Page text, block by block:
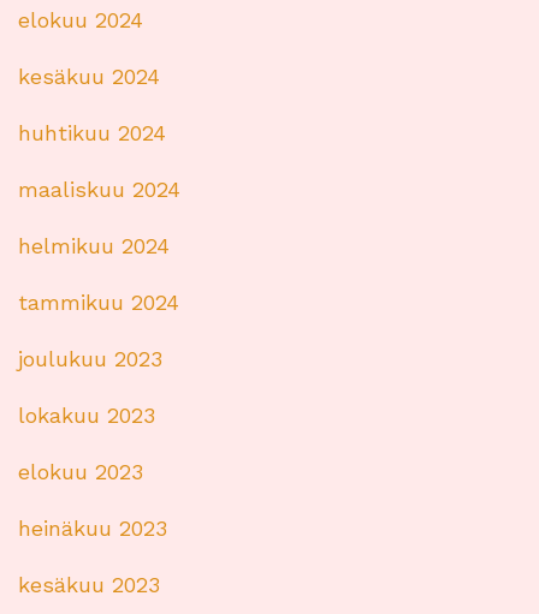
elokuu 2024
kesäkuu 2024
huhtikuu 2024
maaliskuu 2024
helmikuu 2024
tammikuu 2024
joulukuu 2023
lokakuu 2023
elokuu 2023
heinäkuu 2023
kesäkuu 2023